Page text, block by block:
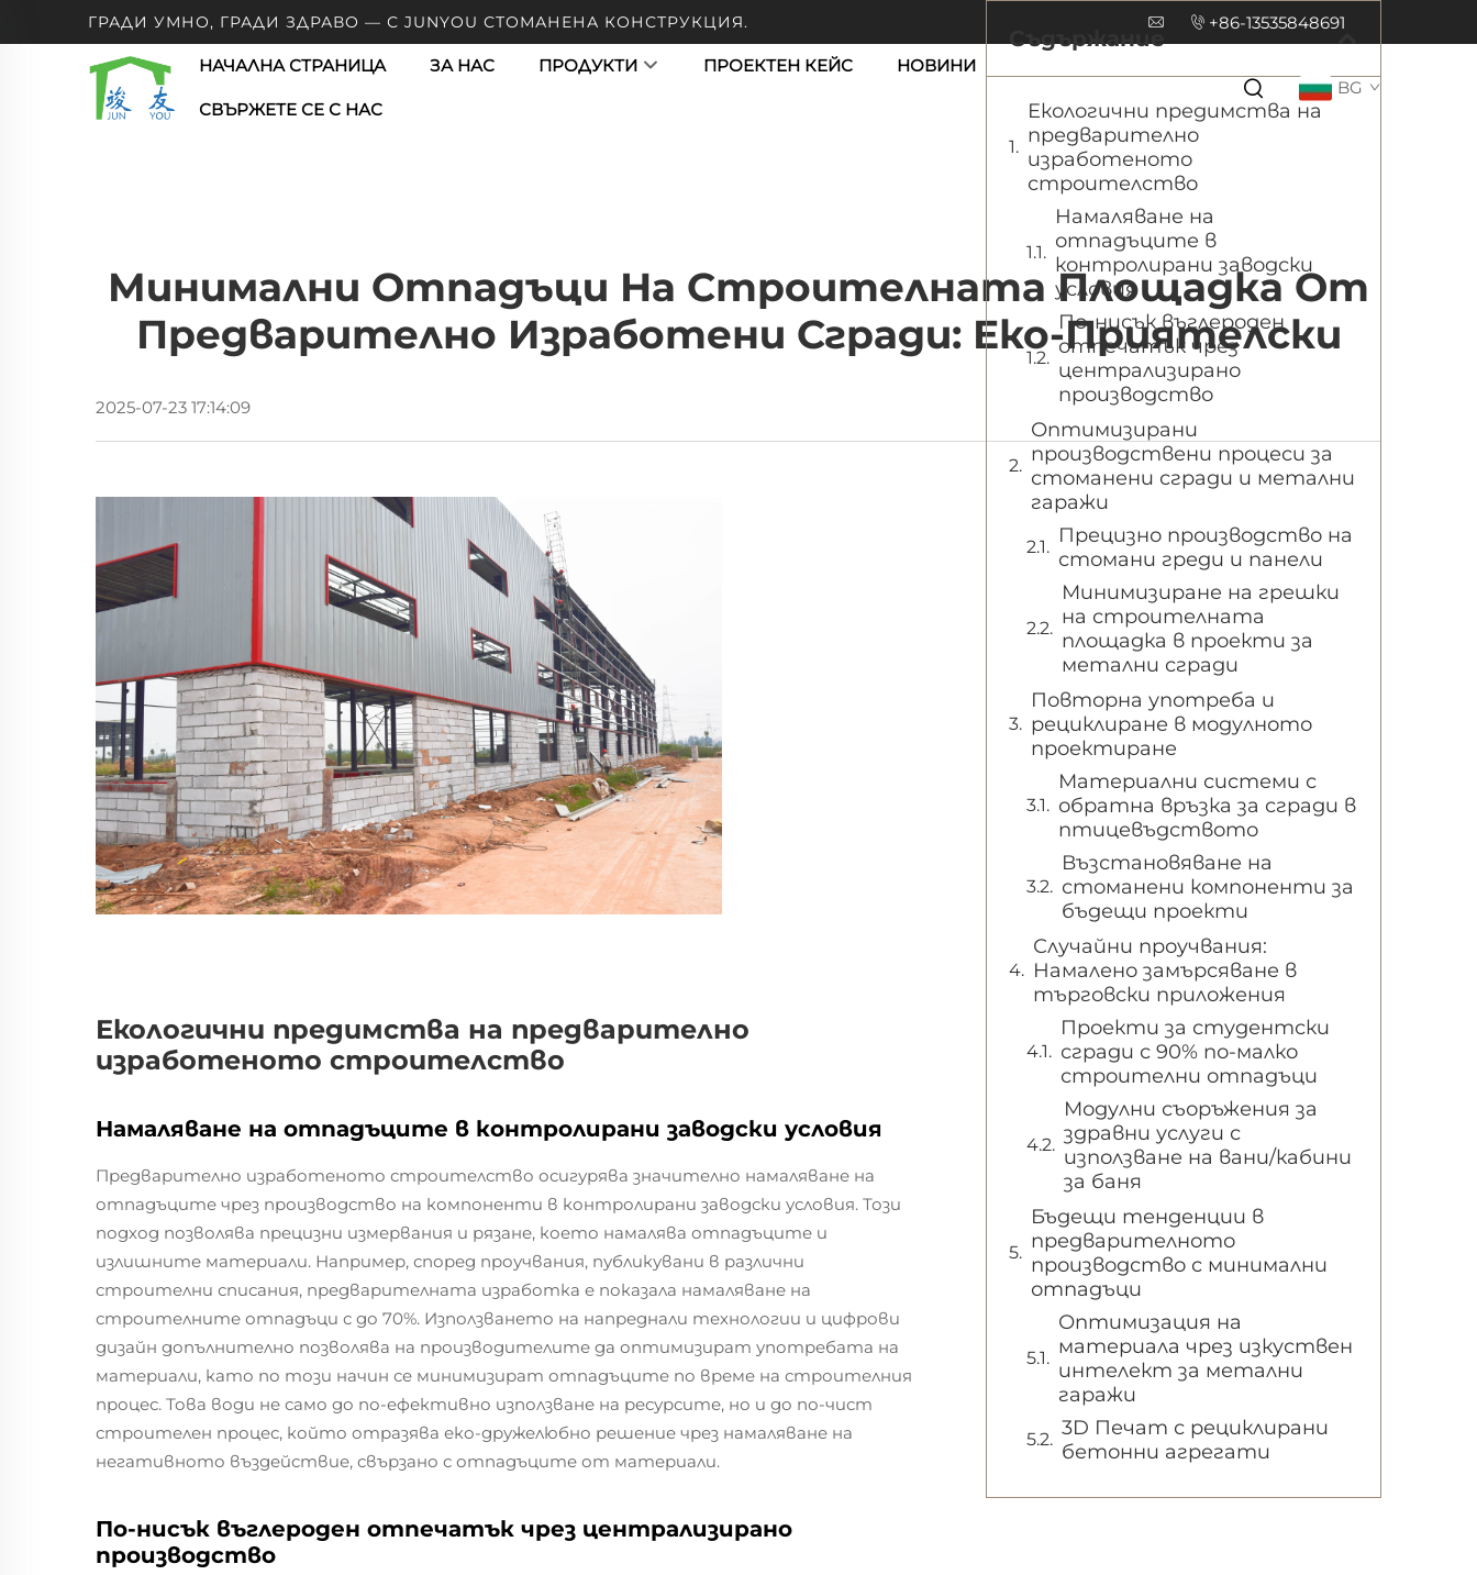
ГРАДИ УМНО, ГРАДИ ЗДРАВО — С JUNYOU СТОМАНЕНА КОНСТРУКЦИЯ. +86-13535848691
НАЧАЛНА СТРАНИЦА ЗА НАС ПРОДУКТИ ПРОЕКТЕН КЕЙС НОВИНИ
СВЪРЖЕТЕ СЕ С НАС
BG
Минимални Отпадъци На Строителната Площадка От
Предварително Изработени Сгради: Еко-Приятелски
2025-07-23 17:14:09
Екологични предимства на предварително
изработеното строителство
Намаляване на отпадъците в контролирани заводски условия
Предварително изработеното строителство осигурява значително намаляване на
отпадъците чрез производство на компоненти в контролирани заводски условия. Този
подход позволява прецизни измервания и рязане, което намалява отпадъците и
излишните материали. Например, според проучвания, публикувани в различни
строителни списания, предварителната изработка е показала намаляване на
строителните отпадъци с до 70%. Използването на напреднали технологии и цифрови
дизайн допълнително позволява на производителите да оптимизират употребата на
материали, като по този начин се минимизират отпадъците по време на строителния
процес. Това води не само до по-ефективно използване на ресурсите, но и до по-чист
строителен процес, който отразява еко-дружелюбно решение чрез намаляване на
негативното въздействие, свързано с отпадъците от материали.
По-нисък въглероден отпечатък чрез централизирано
производство
Съдържание
Екологични предимства на
предварително
изработеното
строителство
Намаляване на
отпадъците в
контролирани заводски
условия
По-нисък въглероден
отпечатък чрез
централизирано
производство
Оптимизирани
производствени процеси за
стоманени сгради и метални
гаражи
Прецизно производство на
стомани греди и панели
Минимизиране на грешки
на строителната
площадка в проекти за
метални сгради
Повторна употреба и
рециклиране в модулното
проектиране
Материални системи с
обратна връзка за сгради в
птицевъдството
Възстановяване на
стоманени компоненти за
бъдещи проекти
Случайни проучвания:
Намалено замърсяване в
търговски приложения
Проекти за студентски
сгради с 90% по-малко
строителни отпадъци
Модулни съоръжения за
здравни услуги с
използване на вани/кабини
за баня
Бъдещи тенденции в
предварителното
производство с минимални
отпадъци
Оптимизация на
материала чрез изкуствен
интелект за метални
гаражи
3D Печат с рециклирани
бетонни агрегати